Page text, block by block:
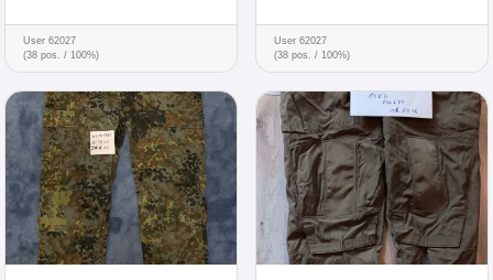
User 62027
(38 pos. / 100%)
User 62027
(38 pos. / 100%)